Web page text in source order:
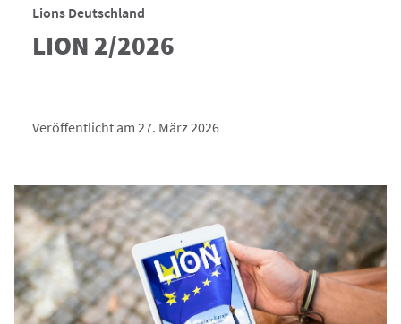
Lions Deutschland
LION 2/2026
Veröffentlicht am 27. März 2026